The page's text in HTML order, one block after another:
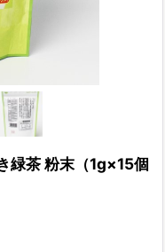
茶 粉末（1g×15個